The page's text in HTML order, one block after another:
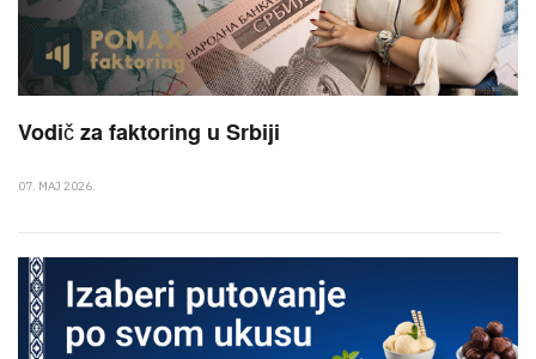
Vodič za faktoring u Srbiji
07. MAJ 2026.